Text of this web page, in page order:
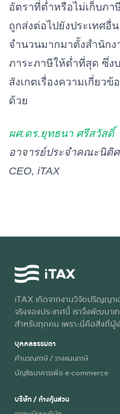
อัตราที่ต่ำหรือไม่เก็บภา
ถูกส่งต่อไปยังประเทศอื่
จำนวนมากมาตั้งสำนักง
ภาระภาษีให้ต่ำที่สุด ซึ่ง
สังเกตเรื่องความเกี่ยว
ด้วย
ผศ.ดร.ยุทธนา ศรีสวัสดิ์
อาจารย์ประจำคณะนิติ
CEO, iTAX
iTAX เกิดจากงานวิจัยปริญญา
จริงของประเทศนี้ เราจึงพัฒนา
สำหรับทุกคน เพราะนี่คือสิ่งที่ผู้
บุคคลธรรมดา
คำนวณภาษี / วางแผนภาษี
บัญชีธนาคารเพื่อ e-commerce
บริษัท / ห้างหุ้นส่วน